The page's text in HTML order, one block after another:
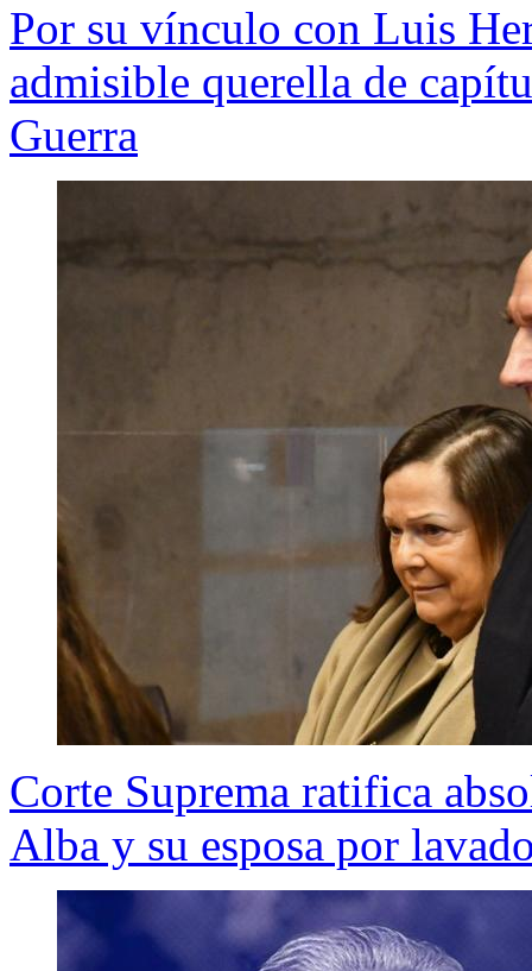
Por su vínculo con Luis
admisible querella de
Guerra
Corte Suprema ratifica
Alba y su esposa por